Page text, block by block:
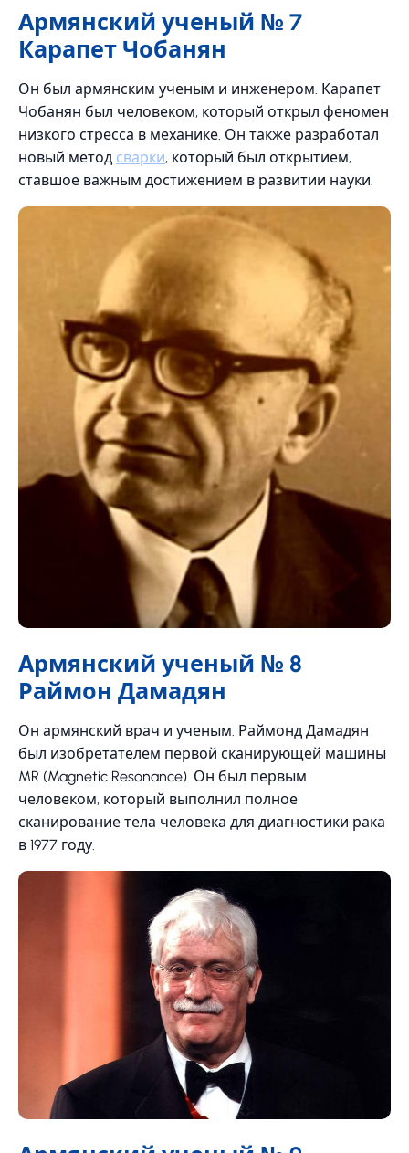
Армянский ученый № 7
Карапет Чобанян
Он был армянским ученым и инженером. Карапет
Чобанян был человеком, который открыл феномен
низкого стресса в механике. Он также разработал
новый метод сварки, который был открытием,
ставшое важным достижением в развитии науки.
Армянский ученый № 8
Раймон Дамадян
Он армянский врач и ученым. Раймонд Дамадян
был изобретателем первой сканирующей машины
MR (Magnetic Resonance). Он был первым
человеком, который выполнил полное
сканирование тела человека для диагностики рака
в 1977 году.